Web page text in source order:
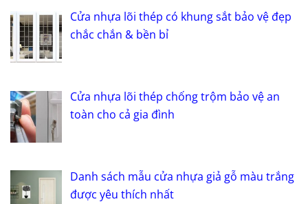
Cửa nhựa lõi thép có khung sắt bảo vệ đẹp
chắc chắn & bền bỉ
Cửa nhựa lõi thép chống trộm bảo vệ an
toàn cho cả gia đình
Danh sách mẫu cửa nhựa giả gỗ màu trắng
được yêu thích nhất